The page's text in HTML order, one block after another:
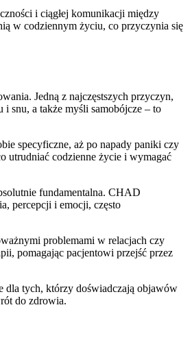
i ciągłej komunikacji między
w codziennym życiu, co przyczynia się
Jedną z najczęstszych przyczyn,
i snu, a także myśli samobójcze – to
specyficzne, aż po napady paniki czy
utrudniać codzienne życie i wymagać
fundamentalna. CHAD
percepcji i emocji, często
problemami w relacjach czy
pomagając pacjentowi przejść przez
dla tych, którzy doświadczają objawów
do zdrowia.